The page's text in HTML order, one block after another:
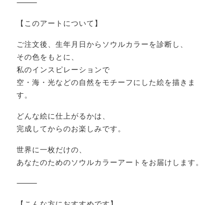
⸻
【このアートについて】
ご注文後、生年月日からソウルカラーを診断し、
その色をもとに、
私のインスピレーションで
空・海・光などの自然をモチーフにした絵を描きま
す。
どんな絵に仕上がるかは、
完成してからのお楽しみです。
世界に一枚だけの、
あなたのためのソウルカラーアートをお届けします。
⸻